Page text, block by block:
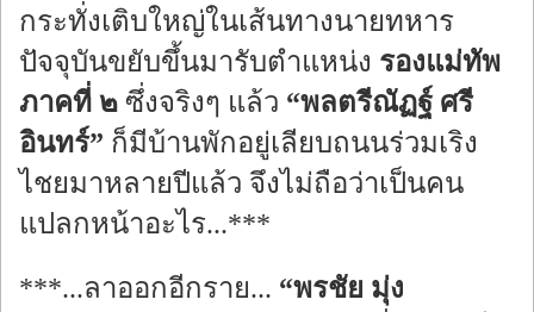
กระทั่งเติบใหญ่ในเส้นทางนายทหาร
ปัจจุบันขยับขึ้นมารับตำแหน่ง รองแม่ทัพ
ภาคที่ ๒ ซึ่งจริงๆ แล้ว “พลตรีณัฏฐ์ ศรี
อินทร์” ก็มีบ้านพักอยู่เลียบถนนร่วมเริง
ไชยมาหลายปีแล้ว จึงไม่ถือว่าเป็นคน
แปลกหน้าอะไร...***
***...ลาออกอีกราย... “พรชัย มุ่ง